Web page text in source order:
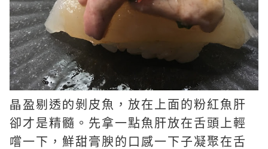
晶盈剔透的剝皮魚，放在上面的粉紅魚肝
卻才是精髓。先拿一點魚肝放在舌頭上輕
嚐一下，鮮甜膏腴的口感一下子凝聚在舌